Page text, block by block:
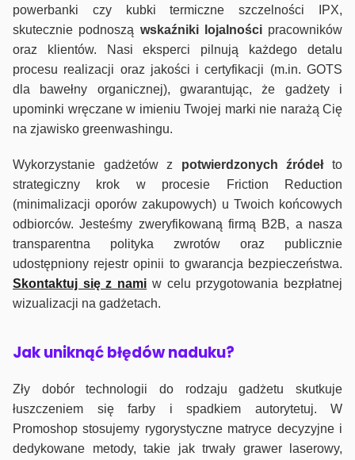
powerbanki czy kubki termiczne szczelności IPX,
skutecznie podnoszą wskaźniki lojalnościpracowników
oraz klientów. Nasi eksperci pilnują każdego detalu
procesu realizacji oraz jakości i certyfikacji (m.in. GOTS
dla bawełny organicznej), gwarantując, że gadżety i
upominki wręczane w imieniu Twojej marki nie narażą Cię
na zjawisko greenwashingu.
Wykorzystanie gadżetów z potwierdzonych źródełto
strategiczny krok w procesie Friction Reduction
(minimalizacji oporów zakupowych) u Twoich końcowych
odbiorców. Jesteśmy zweryfikowaną firmą B2B, a nasza
transparentna polityka zwrotów oraz publicznie
udostępniony rejestr opinii to gwarancja bezpieczeństwa.
Skontaktuj się z nami w celu przygotowania bezpłatnej
wizualizacji na gadżetach.
Jak uniknąć błędów naduku?
Zły dobór technologii do rodzaju gadżetu skutkuje
łuszczeniem się farby i spadkiem autorytetuj. W
Promoshop stosujemy rygorystyczne matryce decyzyjne i
dedykowane metody, takie jak trwały grawer laserowy,